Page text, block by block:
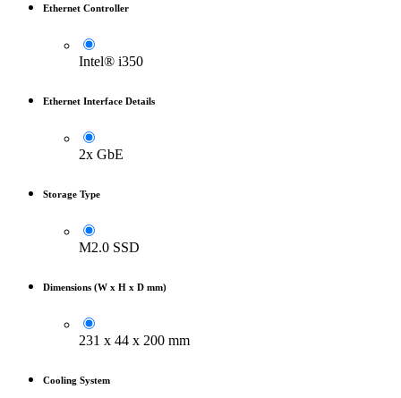
Ethernet Controller
Intel® i350
Ethernet Interface Details
2x GbE
Storage Type
M2.0 SSD
Dimensions (W x H x D mm)
231 x 44 x 200 mm
Cooling System